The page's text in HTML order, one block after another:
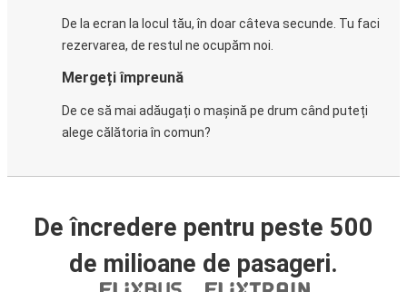
De la ecran la locul tău, în doar câteva secunde. Tu faci
rezervarea, de restul ne ocupăm noi.
Mergeți împreună
De ce să mai adăugați o mașină pe drum când puteți
alege călătoria în comun?
De încredere pentru peste 500
de milioane de pasageri.